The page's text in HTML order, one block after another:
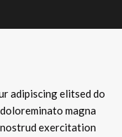
adipiscing elitsed do
magna
nostrud exercitation